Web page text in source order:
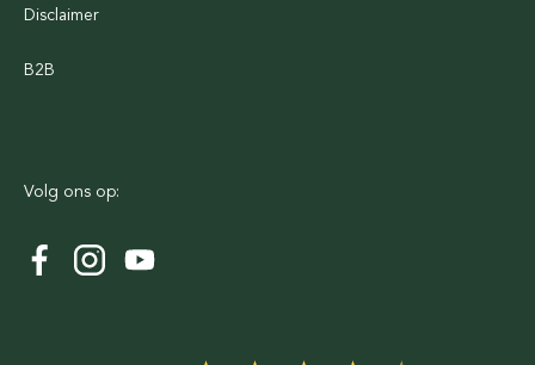
Disclaimer
B2B
Volg ons op: